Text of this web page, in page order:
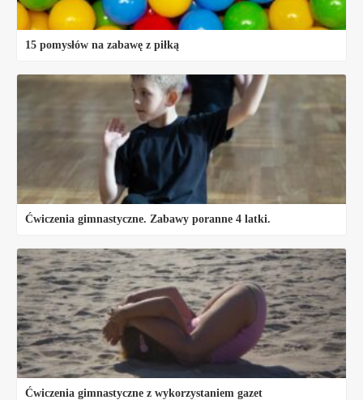
15 pomysłów na zabawę z piłką
Ćwiczenia gimnastyczne. Zabawy poranne 4 latki.
Ćwiczenia gimnastyczne z wykorzystaniem gazet